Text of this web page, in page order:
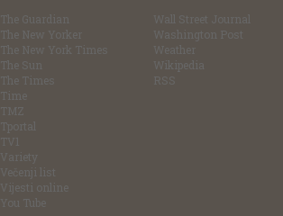
The Guardian
The New Yorker
The New York Times
The Sun
The Times
Time
TMZ
Tportal
TV1
Variety
Večenji list
Vijesti online
You Tube
Wall Street Journal
Washington Post
Weather
Wikipedia
RSS